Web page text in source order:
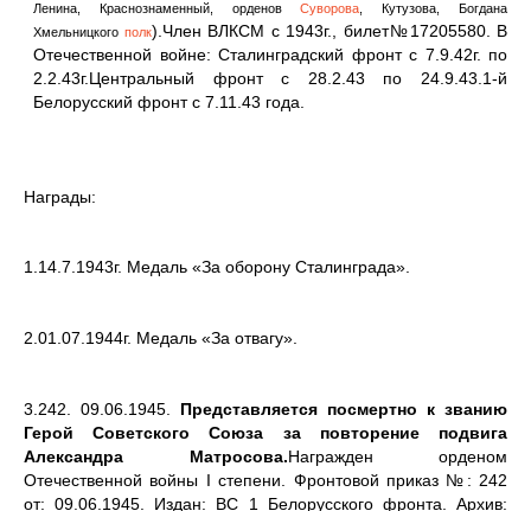
Ленина, Краснознаменный, орденовСуворова , Кутузова, Богдана
Хмельницкого полк).Член ВЛКСМ с 1943г., билет№17205580. В
Отечественной войне: Сталинградский фронт с 7.9.42г. по
2.2.43г.Центральный фронт с 28.2.43 по 24.9.43.1-й
Белорусский фронт с 7.11.43 года.
Награды:
1.14.7.1943г. Медаль «За оборону Сталинграда».
2.01.07.1944г. Медаль «За отвагу».
3.242. 09.06.1945. Представляется посмертно к званию
Герой Советского Союза за повторение подвига
Александра Матросова.Награжден орденом
Отечественной войны I степени. Фронтовой приказ №: 242
от: 09.06.1945. Издан: ВС 1 Белорусского фронта. Архив: